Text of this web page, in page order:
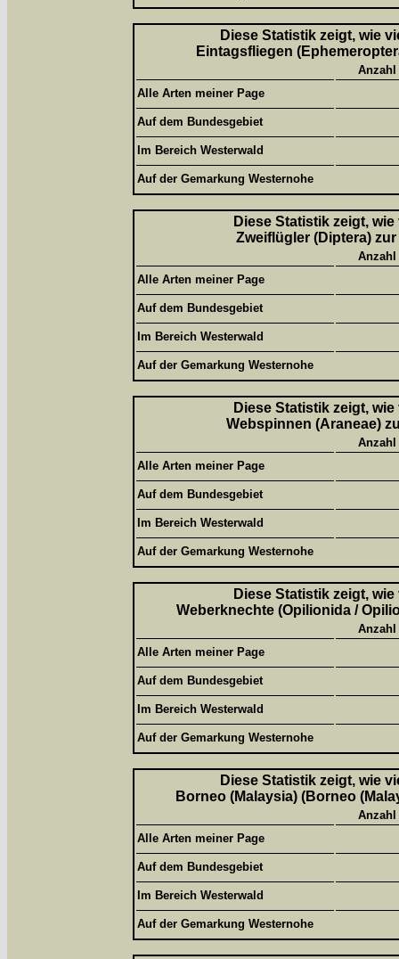
Diese Statistik zeigt, wie
Eintagsfliegen
Alle Arten meiner Page
Auf dem Bundesgebiet
Im Bereich Westerwald
Auf der Gemarkung Westernohe
Diese Statistik zeigt,
Zweiflügler (Diptera)
Alle Arten meiner Page
Auf dem Bundesgebiet
Im Bereich Westerwald
Auf der Gemarkung Westernohe
Diese Statistik zeigt,
Webspinnen (Araneae)
Alle Arten meiner Page
Auf dem Bundesgebiet
Im Bereich Westerwald
Auf der Gemarkung Westernohe
Diese Statistik zeigt,
Weberknechte (Opilionida /
Alle Arten meiner Page
Auf dem Bundesgebiet
Im Bereich Westerwald
Auf der Gemarkung Westernohe
Diese Statistik zeigt, wie
Borneo (Malaysia) (Borneo
Alle Arten meiner Page
Auf dem Bundesgebiet
Im Bereich Westerwald
Auf der Gemarkung Westernohe